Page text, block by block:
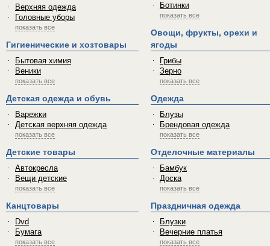
Верхняя одежда
Головные уборы
показать все
Гигиенические и хозтовары
Бытовая химия
Веники
показать все
Детская одежда и обувь
Варежки
Детская верхняя одежда
показать все
Детские товары
Автокресла
Вещи детские
показать все
Канцтовары
Dvd
Бумага
показать все
Ботинки
показать все
Овощи, фрукты, орехи и
ягоды
Грибы
Зерно
показать все
Одежда
Блузы
Брендовая одежда
показать все
Отделочные материалы
Бамбук
Доска
показать все
Праздничная одежда
Блузки
Вечерние платья
показать все